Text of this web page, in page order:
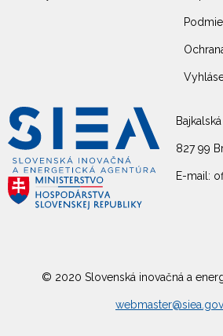
827 99
E-mail:
© 2020 Slovenská inovačná a